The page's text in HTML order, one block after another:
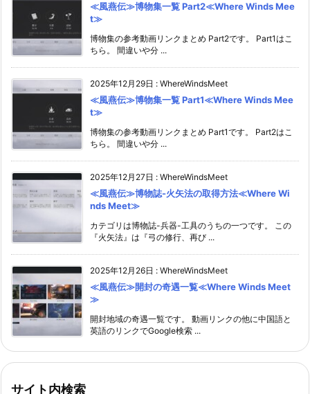
≪風燕伝≫博物集一覧 Part2≪Where Winds Mee
t≫
博物集の参考動画リンクまとめ Part2です。 Part1はこ
ちら。 間違いや分 ...
2025年12月29日 : WhereWindsMeet
≪風燕伝≫博物集一覧 Part1≪Where Winds Mee
t≫
博物集の参考動画リンクまとめ Part1です。 Part2はこ
ちら。 間違いや分 ...
2025年12月27日 : WhereWindsMeet
≪風燕伝≫博物誌-火矢法の取得方法≪Where Wi
nds Meet≫
カテゴリは博物誌-兵器-工具のうちの一つです。 この
『火矢法』は『弓の修行、再び ...
2025年12月26日 : WhereWindsMeet
≪風燕伝≫開封の奇遇一覧≪Where Winds Meet
≫
開封地域の奇遇一覧です。 動画リンクの他に中国語と
英語のリンクでGoogle検索 ...
サイト内検索